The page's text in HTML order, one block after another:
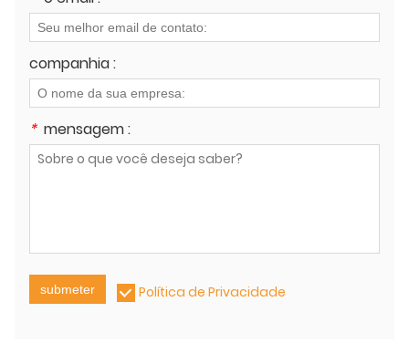
companhia :
* mensagem :
submeter Política de Privacidade